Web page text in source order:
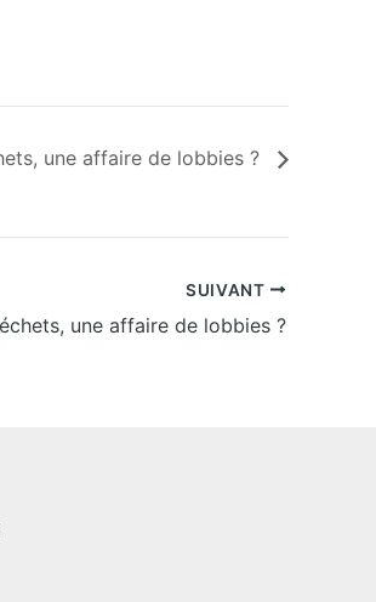
une affaire de lobbies ?
SUIVANT
une affaire de lobbies ?